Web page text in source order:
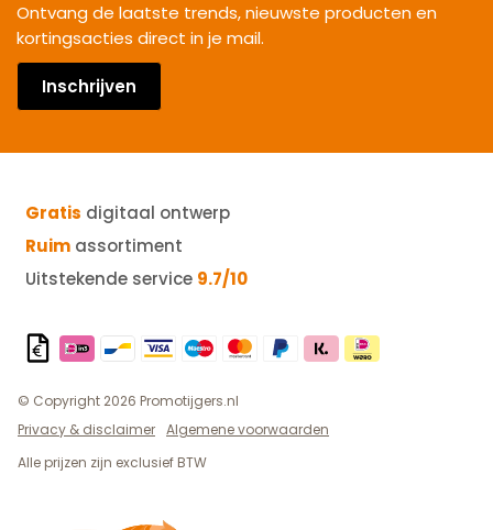
Ontvang de laatste trends, nieuwste producten en
kortingsacties direct in je mail.
Inschrijven
Gratis digitaal ontwerp
Ruim assortiment
Uitstekende service 9.7/10
© Copyright 2026 Promotijgers.nl
Privacy & disclaimer Algemene voorwaarden
Alle prijzen zijn exclusief BTW